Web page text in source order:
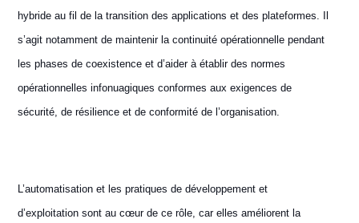
hybride au fil de la transition des applications et des plateformes. Il
s’agit notamment de maintenir la continuité opérationnelle pendant
les phases de coexistence et d’aider à établir des normes
opérationnelles infonuagiques conformes aux exigences de
sécurité, de résilience et de conformité de l’organisation.
L’automatisation et les pratiques de développement et
d’exploitation sont au cœur de ce rôle, car elles améliorent la